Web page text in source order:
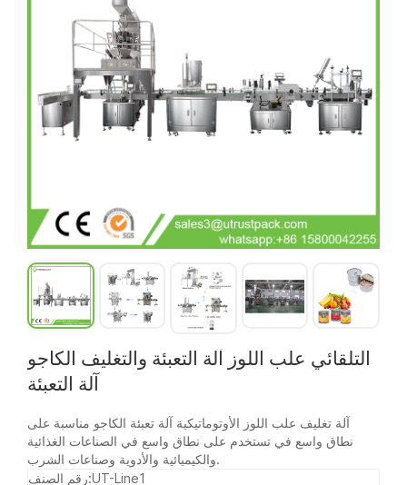
التلقائي علب اللوز آلة التعبئة والتغليف الكاجو
آلة التعبئة
آلة تغليف علب اللوز الأوتوماتيكية آلة تعبئة الكاجو مناسبة على
نطاق واسع في تستخدم على نطاق واسع في الصناعات الغذائية
والكيميائية والأدوية وصناعات الشرب.
رقم الصنف:UT-Line1